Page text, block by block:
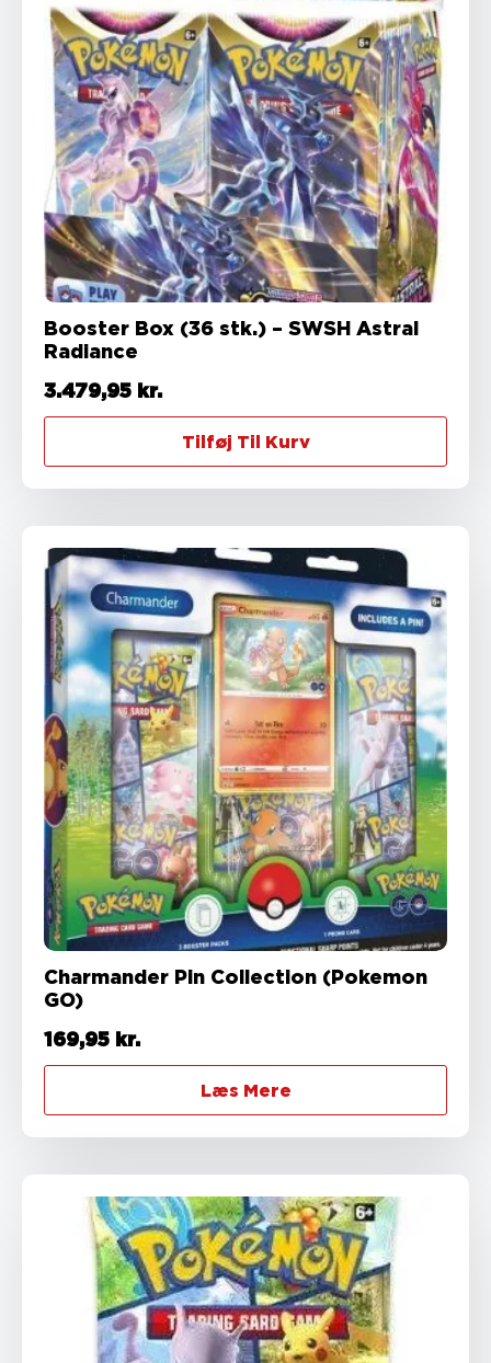
Booster Box (36 stk.) – SWSH Astral
Radiance
3.479,95 kr.
Tilføj Til Kurv
Charmander Pin Collection (Pokemon
GO)
169,95 kr.
Læs Mere